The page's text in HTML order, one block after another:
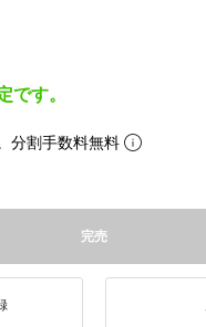
です。
分割手数料無料
完売